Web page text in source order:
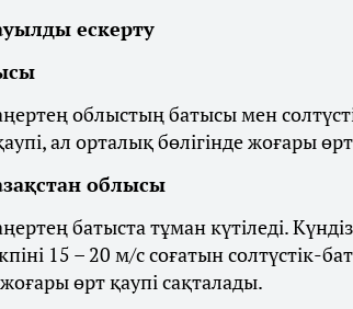
ескерту
облыстың батысы мен
ал орталық бөлігінде жоғары
облысы
батыста тұман күтіледі.
15 – 20 м/с соғатын солтүстік-
жоғары өрт қаупі сақталады.